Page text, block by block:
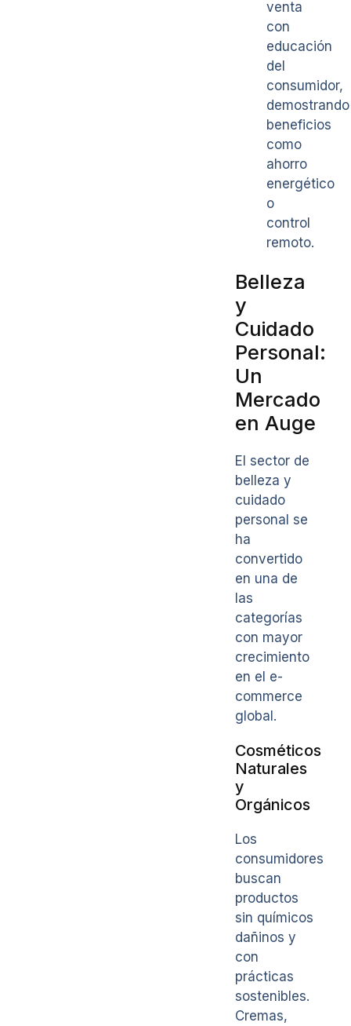
venta
con
educación
del
consumidor,
demostrando
beneficios
como
ahorro
energético
o
control
remoto.
Belleza
y
Cuidado
Personal:
Un
Mercado
en Auge
El sector de
belleza y
cuidado
personal se
ha
convertido
en una de
las
categorías
con mayor
crecimiento
en el e-
commerce
global.
Cosméticos
Naturales
y
Orgánicos
Los
consumidores
buscan
productos
sin químicos
dañinos y
con
prácticas
sostenibles.
Cremas,